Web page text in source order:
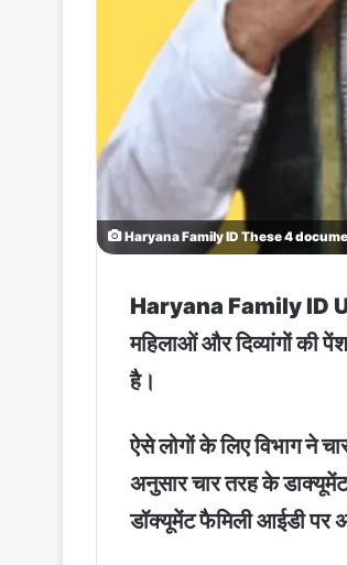
Haryana Family ID These 4
Haryana Family ID
महिलाओं और दिव्यांगों की
है।
ऐसे लोगों के लिए विभाग ने
अनुसार चार तरह के
डॉक्यूमेंट फैमिली आईडी पर